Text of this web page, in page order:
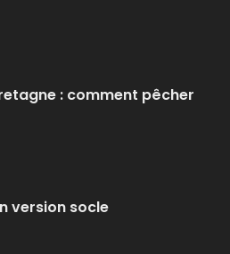
: comment pêcher
version socle